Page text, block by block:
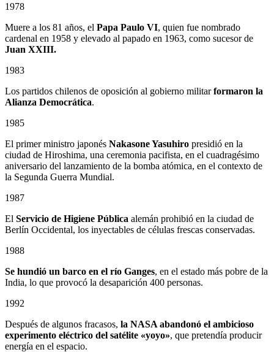
1978
Muere a los 81 años, el Papa Paulo VI, quien fue nombrado
cardenal en 1958 y elevado al papado en 1963, como sucesor de
Juan XXIII.
1983
Los partidos chilenos de oposición al gobierno militarformaron la
Alianza Democrática.
1985
El primer ministro japonés Nakasone Yasuhiro presidió en la
ciudad de Hiroshima, una ceremonia pacifista, en el cuadragésimo
aniversario del lanzamiento de la bomba atómica, en el contexto de
la Segunda Guerra Mundial.
1987
El Servicio de Higiene Pública alemán prohibió en la ciudad de
Berlín Occidental, los inyectables de células frescas conservadas.
1988
Se hundió un barco en el río Ganges, en el estado más pobre de la
India, lo que provocó la desaparición 400 personas.
1992
Después de algunos fracasos, la NASA abandonó el ambicioso
experimento eléctrico del satélite «yoyo», que pretendía producir
energía en el espacio.